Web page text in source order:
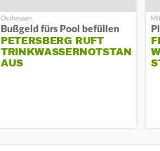
Bußgeld fürs Pool befüllen
PETERSBERG RUFT
TRINKWASSERNOTSTAND
AUS